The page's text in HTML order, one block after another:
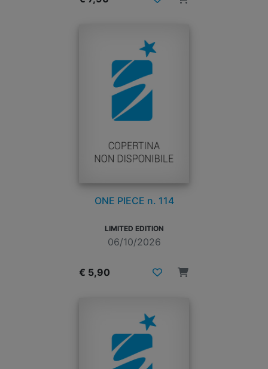
ONE PIECE n. 114
LIMITED EDITION
06/10/2026
€ 5,90